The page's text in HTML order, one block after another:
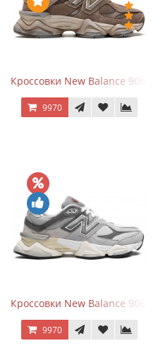
Кроссовки New Balance 9060
9970
Кроссовки New Balance 9060
9970